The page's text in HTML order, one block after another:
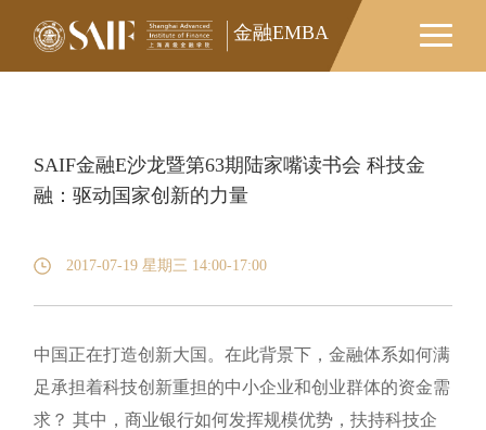
金融EMBA
金融EMBA
SAIF金融E沙龙暨第63期陆家嘴读书会 科技金
融：驱动国家创新的力量
2017-07-19 星期三 14:00-17:00
中国正在打造创新大国。在此背景下，金融体系如何满
足承担着科技创新重担的中小企业和创业群体的资金需
求？ 其中，商业银行如何发挥规模优势，扶持科技企